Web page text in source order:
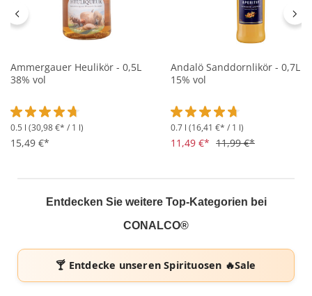
Ammergauer Heulikör - 0,5L
38% vol
Durchschnittliche Bewertung von 4.8 von 5 Sternen
0.5 l (30,98 €* / 1 l)
15,49 €*
Andalö Sanddornlikör - 0,7L
15% vol
Durchschnittliche
0.7 l (16,41 €* / 1 l)
11,49 €* 11,99 €*
Entdecken Sie weitere Top-Kategorien bei
CONALCO®
🍸 Entdecke unserenSpirituosen 🔥Sale